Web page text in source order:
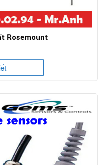
Rosemount